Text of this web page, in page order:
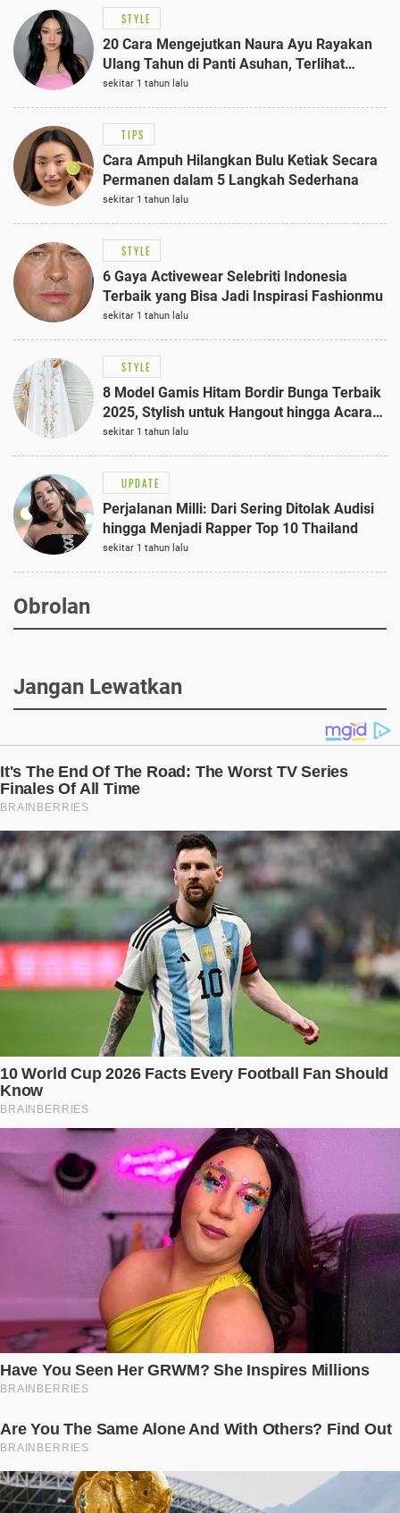
STYLE
20 Cara Mengejutkan Naura Ayu Rayakan
Ulang Tahun di Panti Asuhan, Terlihat
Anggun dengan Kaftan Cokelat
sekitar 1 tahun lalu
TIPS
Cara Ampuh Hilangkan Bulu Ketiak Secara
Permanen dalam 5 Langkah Sederhana
sekitar 1 tahun lalu
STYLE
6 Gaya Activewear Selebriti Indonesia
Terbaik yang Bisa Jadi Inspirasi Fashionmu
sekitar 1 tahun lalu
STYLE
8 Model Gamis Hitam Bordir Bunga Terbaik
2025, Stylish untuk Hangout hingga Acara
Semi-Formal
sekitar 1 tahun lalu
UPDATE
Perjalanan Milli: Dari Sering Ditolak Audisi
hingga Menjadi Rapper Top 10 Thailand
sekitar 1 tahun lalu
Obrolan
Jangan Lewatkan